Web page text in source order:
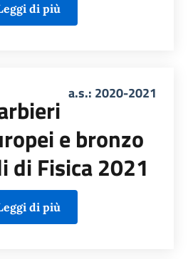
di più
a.s.: 2020-2021
e bronzo
di Fisica 2021
di più